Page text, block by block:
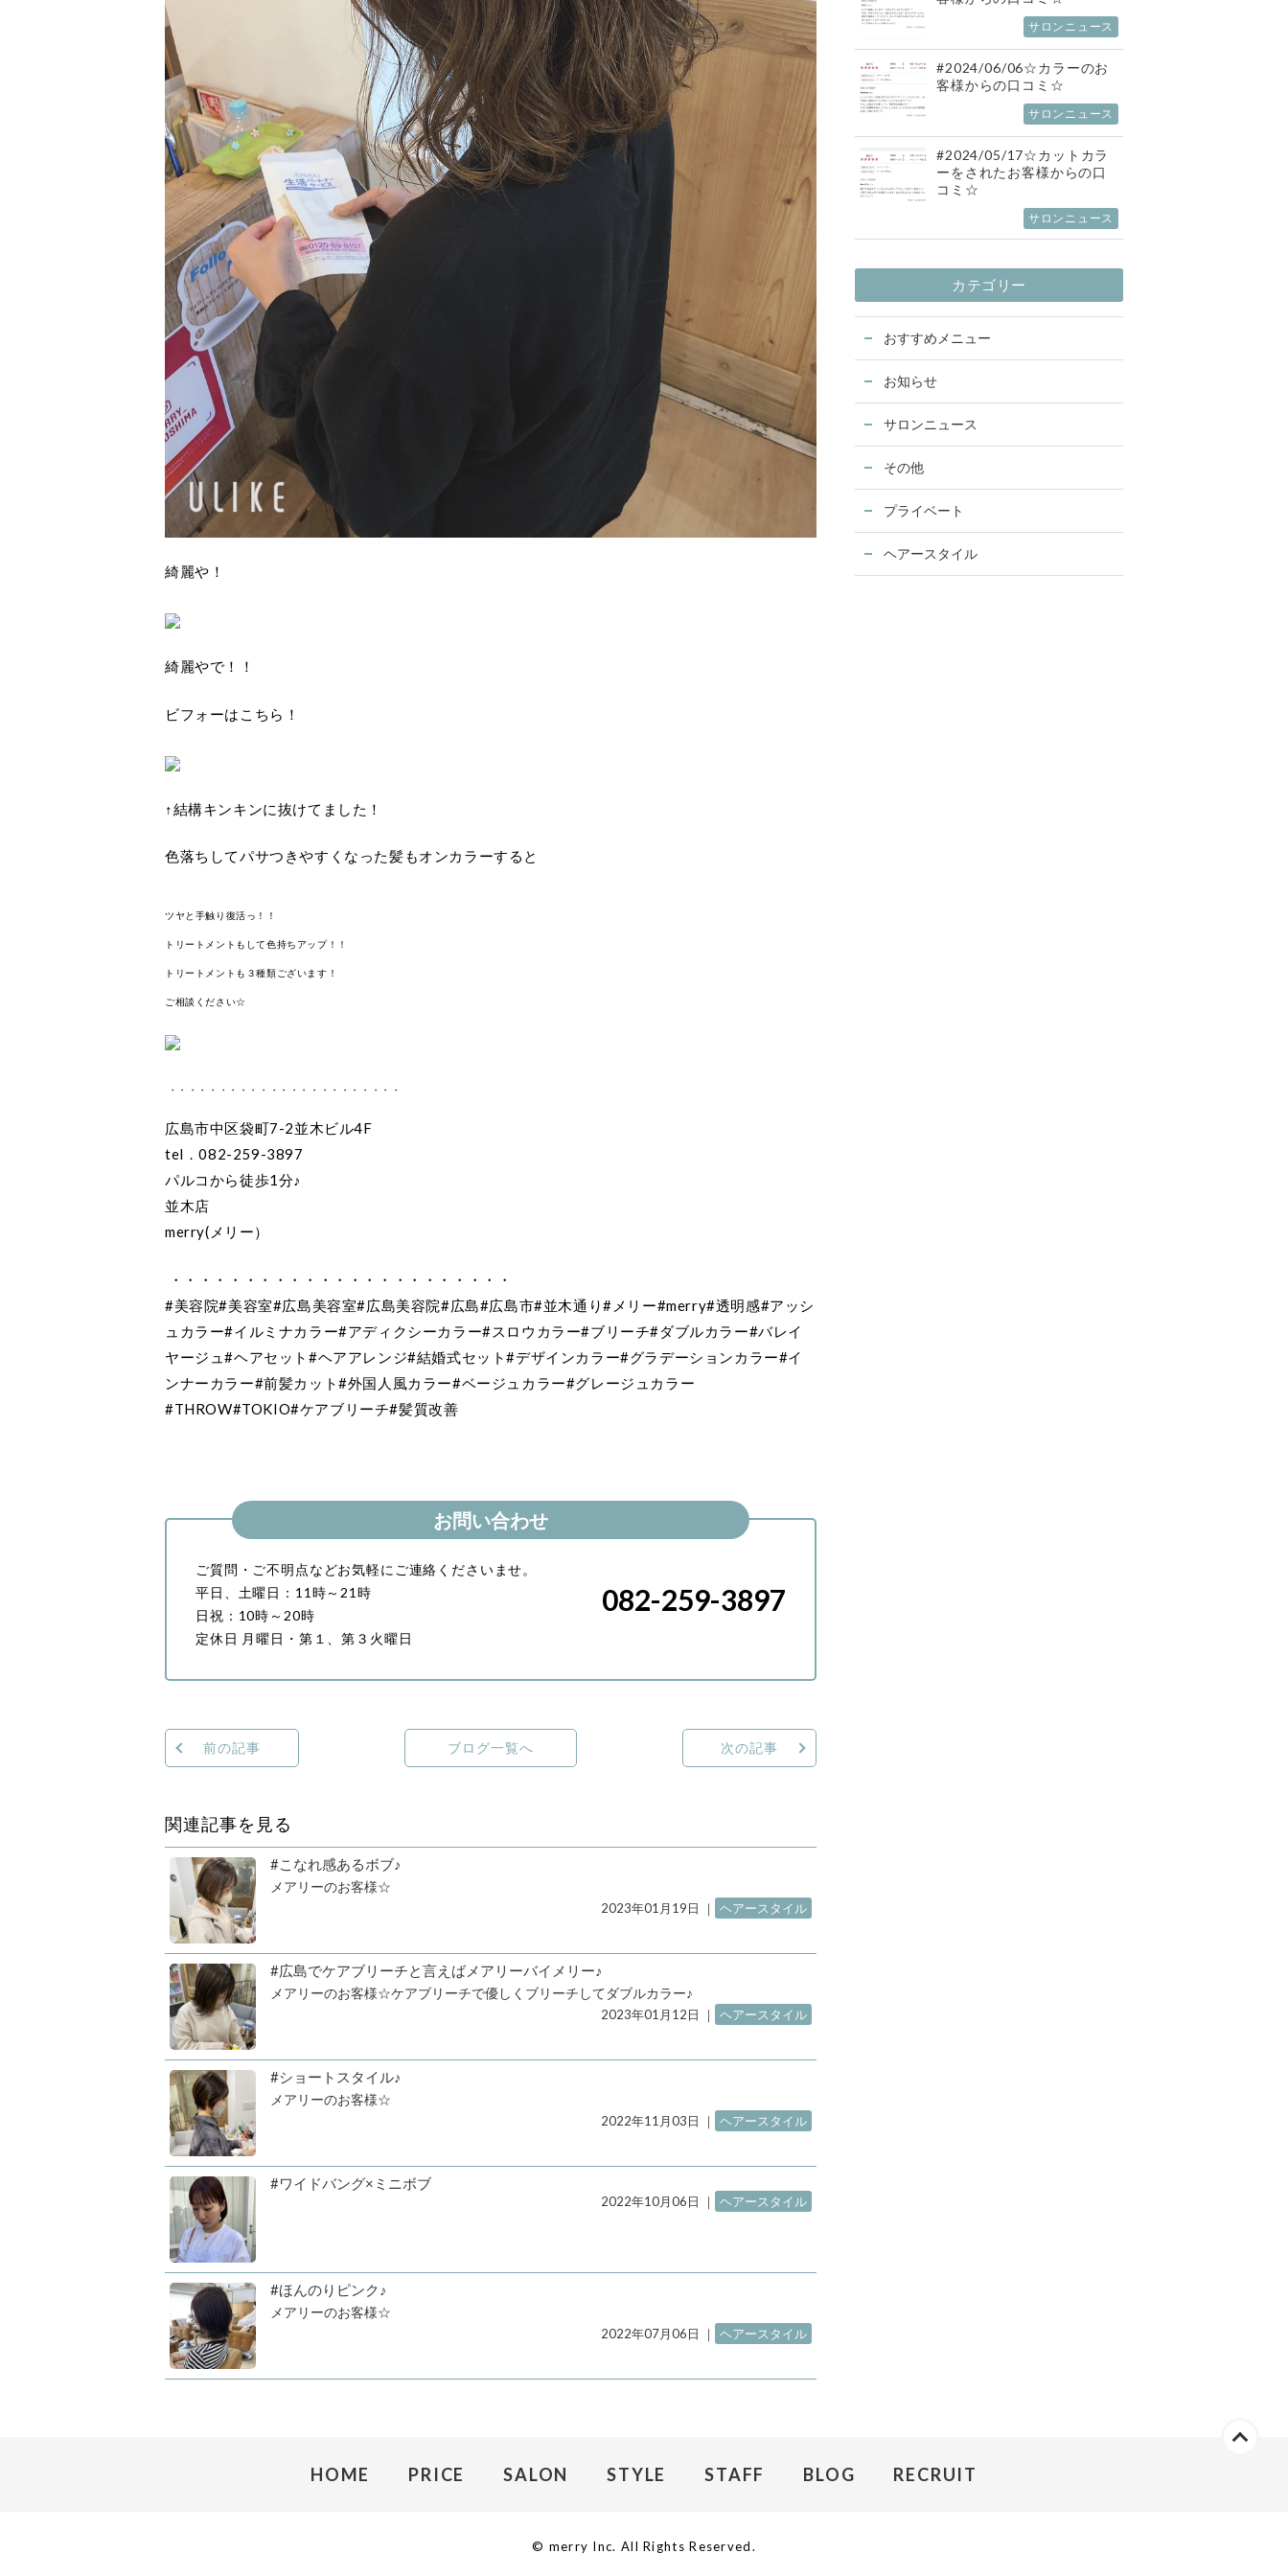
綺麗や！
綺麗やで！！
ビフォーはこちら！
↑結構キンキンに抜けてました！
色落ちしてパサつきやすくなった髪もオンカラーすると
ツヤと手触り復活っ！！
トリートメントもして色持ちアップ！！
トリートメントも３種類ございます！
ご相談ください☆
・・・・・・・・・・・・・・・・・・・・・・・
広島市中区袋町7-2並木ビル4F
tel．082-259-3897
パルコから徒歩1分♪
並木店
merry(メリー）
・・・・・・・・・・・・・・・・・・・・・・・
#美容院#美容室#広島美容室#広島美容院#広島#広島市#並木通り#メリー#merry#透明感#アッシ
ュカラー#イルミナカラー#アディクシーカラー#スロウカラー#ブリーチ#ダブルカラー#バレイ
ヤージュ#ヘアセット#ヘアアレンジ#結婚式セット#デザインカラー#グラデーションカラー#イ
ンナーカラー#前髪カット#外国人風カラー#ベージュカラー#グレージュカラー
#THROW#TOKIO#ケアブリーチ#髪質改善
お問い合わせ
ご質問・ご不明点などお気軽にご連絡くださいませ。
平日、土曜日：11時～21時
日祝：10時～20時
定休日 月曜日・第１、第３火曜日
082-259-3897
前の記事 ブログ一覧へ 次の記事
関連記事を見る
#こなれ感あるボブ♪
メアリーのお客様☆
2023年01月19日 ｜ ヘアースタイル
#広島でケアブリーチと言えばメアリーバイメリー♪
メアリーのお客様☆ケアブリーチで優しくブリーチしてダブルカラー♪
2023年01月12日 ｜ ヘアースタイル
#ショートスタイル♪
メアリーのお客様☆
2022年11月03日 ｜ ヘアースタイル
#ワイドバング×ミニボブ
2022年10月06日 ｜ ヘアースタイル
#ほんのりピンク♪
メアリーのお客様☆
2022年07月06日 ｜ ヘアースタイル
サロンニュース
#2024/06/06☆カラーのお
客様からの口コミ☆
サロンニュース
#2024/05/17☆カットカラ
ーをされたお客様からの口
コミ☆
サロンニュース
カテゴリー
おすすめメニュー
お知らせ
サロンニュース
その他
プライベート
ヘアースタイル
HOME PRICE SALON STYLE STAFF BLOG RECRUIT
© merry Inc. All Rights Reserved.